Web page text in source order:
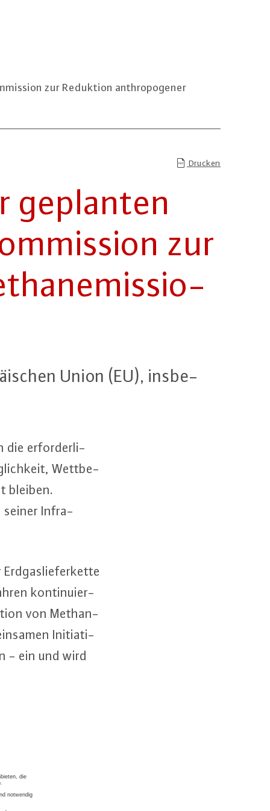
zur Reduktion anthropogener
Drucken
geplanten
zur
Union (EU), ins­be­
die er­for­der­li­
Wett­be­
bleiben.
seiner In­fra­
Erd­gas­lie­fer­ket­te
kon­ti­nu­ier­
von Me­tha­n­
In­itia­ti­
- ein und wird